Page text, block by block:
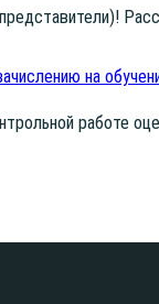
на
рабо­те